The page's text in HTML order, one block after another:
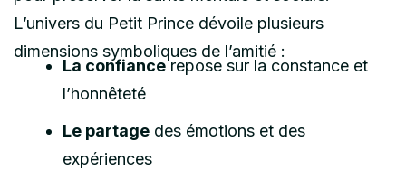
L’univers du Petit Prince dévoile plusieurs
dimensions symboliques de l’amitié :
La confiancerepose sur la constance et
l’honnêteté
Le partage des émotions et des
expériences